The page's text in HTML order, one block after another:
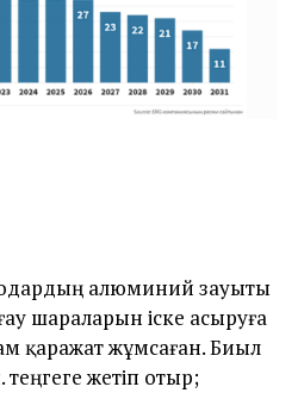
алюминий зауыты
шараларын іске асыруға
қаражат жұмсаған. Биыл
теңгеге жетіп отыр;